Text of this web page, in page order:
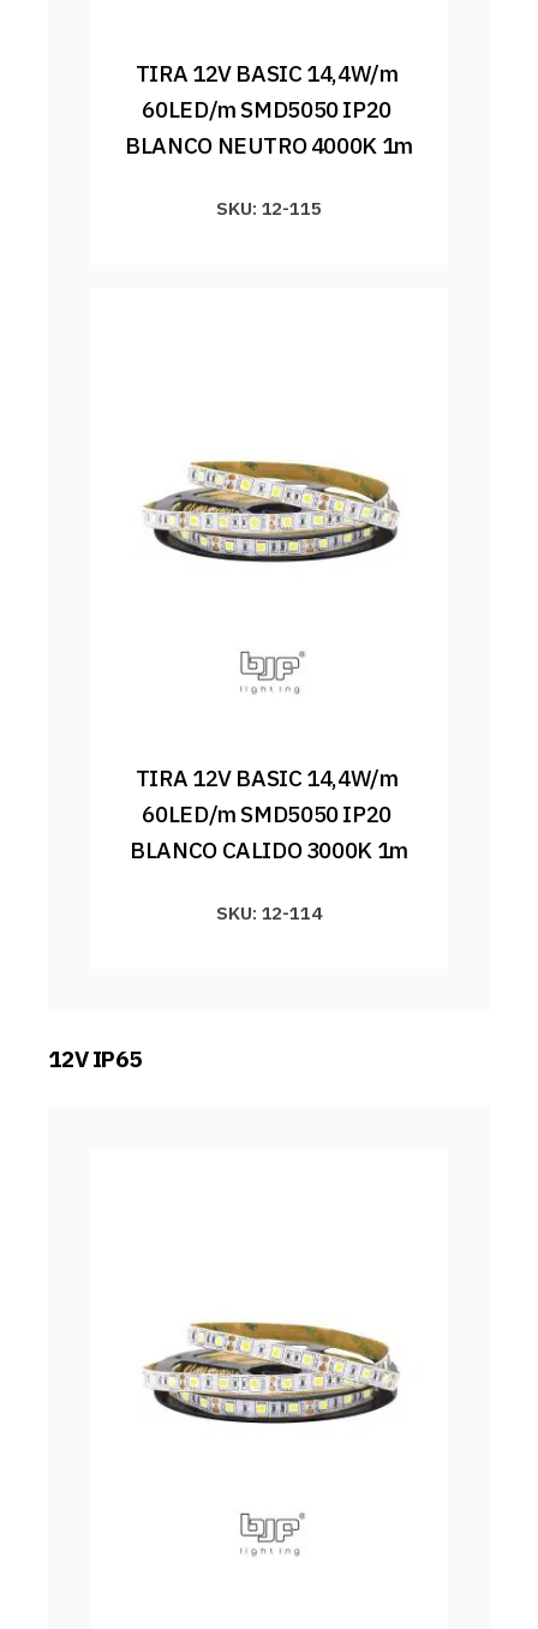
TIRA 12V BASIC 14,4W/m
60LED/m SMD5050 IP20
BLANCO NEUTRO 4000K 1m
SKU: 12-115
TIRA 12V BASIC 14,4W/m
60LED/m SMD5050 IP20
BLANCO CALIDO 3000K 1m
SKU: 12-114
12V IP65